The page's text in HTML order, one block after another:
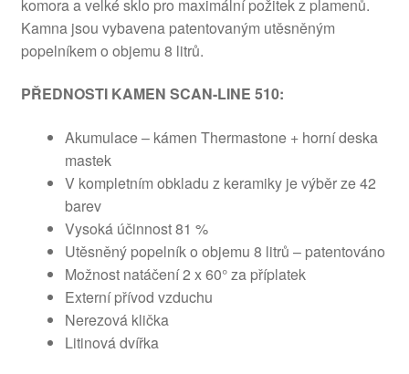
komora a velké sklo pro maximální požitek z plamenů.
Kamna jsou vybavena patentovaným utěsněným
popelníkem o objemu 8 litrů.
PŘEDNOSTI KAMEN SCAN-LINE 510:
Akumulace – kámen Thermastone + horní deska
mastek
V kompletním obkladu z keramiky je výběr ze 42
barev
Vysoká účinnost 81 %
Utěsněný popelník o objemu 8 litrů – patentováno
Možnost natáčení 2 x 60° za příplatek
Externí přívod vzduchu
Nerezová klička
Litinová dvířka